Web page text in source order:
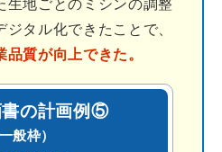
生地ごとのミシンの調整
タル化できたことで、
質が向上できた。
書の計画例⑤
一般枠）